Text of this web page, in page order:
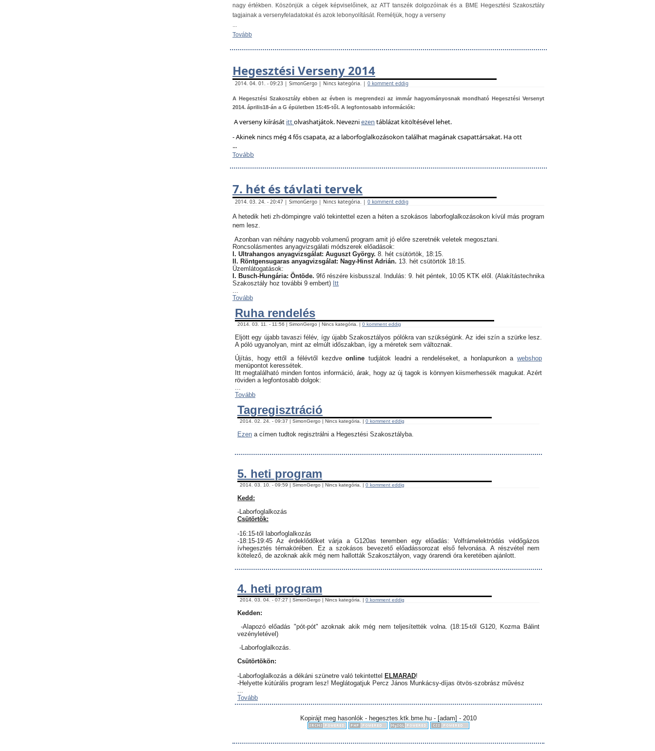
nagy értékben. Köszönjük a cégek képviselőinek, az ATT tanszék dolgozóinak és a BME Hegesztési Szakosztály
tagjainak a versenyfeladatokat és azok lebonyolítását. Reméljük, hogy a verseny
...
Tovább
Hegesztési Verseny 2014
2014. 04. 01. - 09:23 | SimonGergo | Nincs kategória. | 0 komment eddig
A Hegesztési Szakosztály ebben az évben is megrendezi az immár hagyományosnak mondható Hegesztési Versenyt
2014. április18-án a G épületben 15:45-től. A legfontosabb információk:
A verseny kiírását ittolvashatjátok. Nevezniezen táblázat kitöltésével lehet.
- Akinek nincs még 4 fős csapata, az a laborfoglalkozásokon találhat magának csapattársakat. Ha ott
...
Tovább
7. hét és távlati tervek
2014. 03. 24. - 20:47 | SimonGergo | Nincs kategória. | 0 komment eddig
A hetedik heti zh-dömpingre való tekintettel ezen a héten a szokásos laborfoglalkozásokon kívül más program
nem lesz.
Azonban van néhány nagyobb volumenű program amit jó előre szeretnék veletek megosztani.
Roncsolásmentes anyagvizsgálati módszerek előadások:
I. Ultrahangos anyagvizsgálat: Auguszt György. 8. hét csütörtök, 18:15.
II. Röntgensugaras anyagvizsgálat: Nagy-Hinst Adrián. 13. hét csütörtök 18:15.
Üzemlátogatások:
I. Busch-Hungária: Öntöde. 9fő részére kisbusszal. Indulás: 9. hét péntek, 10:05 KTK elől. (Alakítástechnika
Szakosztály hoz további 9 embert) Itt
...
Tovább
Ruha rendelés
2014. 03. 11. - 11:56 | SimonGergo | Nincs kategória. | 0 komment eddig
Eljött egy újabb tavaszi félév, így újabb Szakosztályos pólókra van szükségünk. Az idei szín a szürke lesz.
A póló ugyanolyan, mint az elmúlt időszakban, így a méretek sem változnak.
Újítás, hogy ettől a félévtől kezdveonline tudjátok leadni a rendeléseket, a honlapunkon awebshop
menüpontot keressétek.
Itt megtalálható minden fontos információ, árak, hogy az új tagok is könnyen kiismerhessék magukat. Azért
röviden a legfontosabb dolgok:
...
Tovább
Tagregisztráció
2014. 02. 24. - 09:37 | SimonGergo | Nincs kategória. | 0 komment eddig
Ezen a címen tudtok regisztrálni a Hegesztési Szakosztályba.
5. heti program
2014. 03. 10. - 09:59 | SimonGergo | Nincs kategória. | 0 komment eddig
Kedd:
-Laborfoglalkozás
Csütörtök:
-16:15-től laborfoglalkozás
-18:15-19:45 Az érdeklődőket várja a G120as teremben egy előadás: Volfrámelektródás védőgázos
ívhegesztés témakörében. Ez a szokásos bevezető előadássorozat első felvonása. A részvétel nem
kötelező, de azoknak akik még nem hallották Szakosztályon, vagy órarendi óra keretében ajánlott.
4. heti program
2014. 03. 04. - 07:27 | SimonGergo | Nincs kategória. | 0 komment eddig
Kedden:
-Alapozó előadás "pót-pót" azoknak akik még nem teljesítették volna. (18:15-től G120, Kozma Bálint
vezényletével)
-Laborfoglalkozás.
Csütörtökön:
-Laborfoglalkozás a dékáni szünetre való tekintettel ELMARAD!
-Helyette kútúrális program lesz! Meglátogatjuk Percz János Munkácsy-díjas ötvös-szobrász művész
...
Tovább
Kopirájt meg hasonlók - hegesztes.ktk.bme.hu - [adam] - 2010